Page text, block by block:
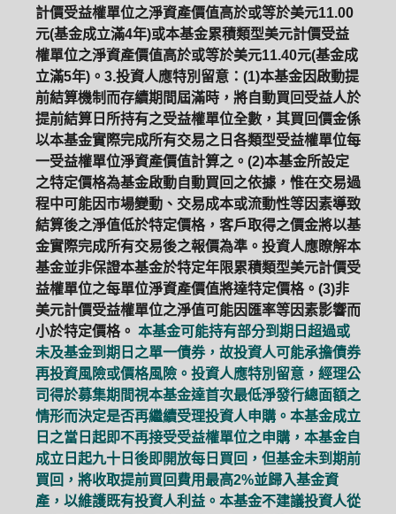
計價受益權單位之淨資產價值高於或等於美元11.00
元(基金成立滿4年)或本基金累積類型美元計價受益
權單位之淨資產價值高於或等於美元11.40元(基金成
立滿5年)。3.投資人應特別留意：(1)本基金因啟動提
前結算機制而存續期間屆滿時，將自動買回受益人於
提前結算日所持有之受益權單位全數，其買回價金係
以本基金實際完成所有交易之日各類型受益權單位每
一受益權單位淨資產價值計算之。(2)本基金所設定
之特定價格為基金啟動自動買回之依據，惟在交易過
程中可能因市場變動、交易成本或流動性等因素導致
結算後之淨值低於特定價格，客戶取得之價金將以基
金實際完成所有交易後之報價為準。投資人應瞭解本
基金並非保證本基金於特定年限累積類型美元計價受
益權單位之每單位淨資產價值將達特定價格。(3)非
美元計價受益權單位之淨值可能因匯率等因素影響而
小於特定價格。 本基金可能持有部分到期日超過或
未及基金到期日之單一債券，故投資人可能承擔債券
再投資風險或價格風險。投資人應特別留意，經理公
司得於募集期間視本基金達首次最低淨發行總面額之
情形而決定是否再繼續受理投資人申購。本基金成立
日之當日起即不再接受受益權單位之申購，本基金自
成立日起九十日後即開放每日買回，但基金未到期前
買回，將收取提前買回費用最高2%並歸入基金資
產，以維護既有投資人利益。本基金不建議投資人從